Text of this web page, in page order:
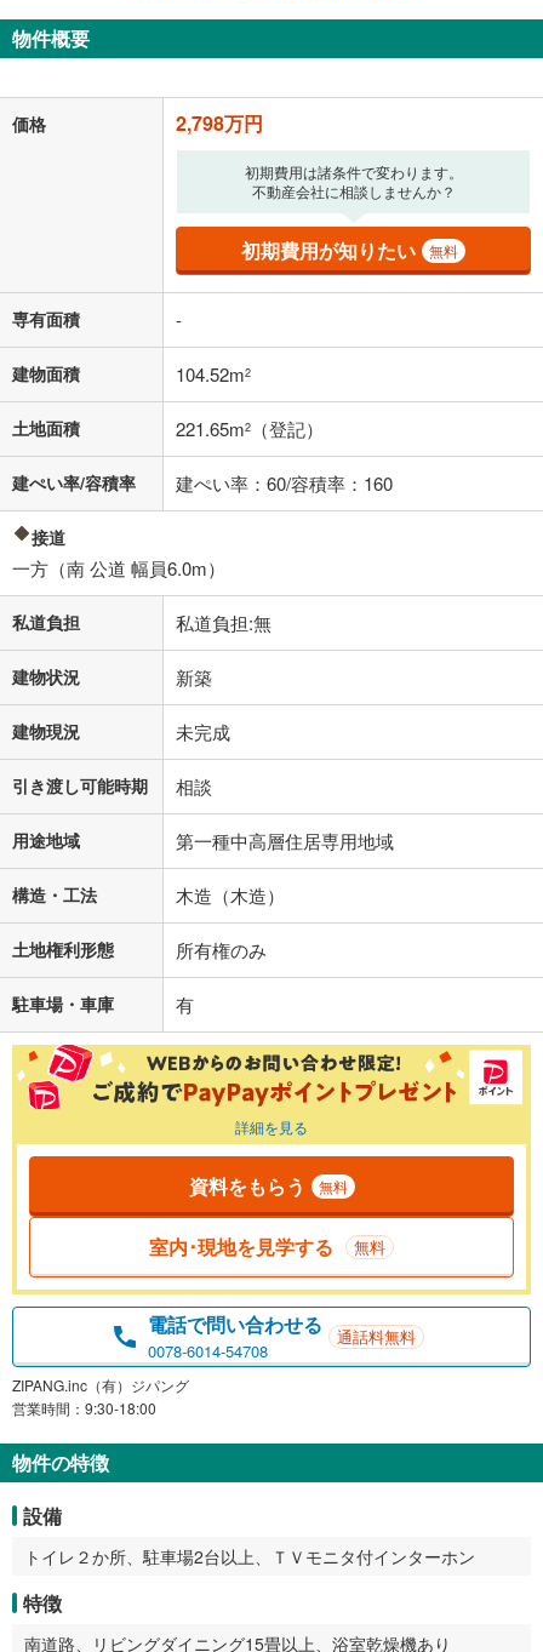
ボーナス払いの限度額は金融機関によって異なります。
閉じる
月々の返済額
上、ご自身での入力をお願いいたします。初期設定で自動入力されてい
る値は、実際の金融機関等における貸出金利とは何ら関係がなく、実際
の金融機関等における貸出金利を何ら保証するものではありません。返
済方法「元利均等返済」にて算出しております。入力された金利を35年
適用した場合の計算結果を表示しています。
その他月額費用や、初期費用がかかります。ご注意ください。実際にお
借り入れの際は各金融機関等に、必ずご自身でご確認をお願いいたしま
す。
条件によってお借り入れができないことがあります。
不動産会社に購入相談をする
閉じる
物件概要
価格 2,798万円
初期費用は諸条件で変わります。
不動産会社に相談しませんか？
初期費用が知りたい 無料
専有面積 -
建物面積 104.52m2
土地面積 221.65m2 （登記）
建ぺい率/容積率 建ぺい率：60/容積率：160
接道
一方（南 公道 幅員6.0m）
私道負担 私道負担:無
建物状況 新築
建物現況 未完成
引き渡し可能時期 相談
用途地域 第一種中高層住居専用地域
構造・工法 木造（木造）
土地権利形態 所有権のみ
駐車場・車庫 有
詳細を見る
資料をもらう 無料
室内･現地を見学する 無料
電話で問い合わせる
0078-6014-54708
通話料無料
ZIPANG.inc（有）ジパング
営業時間：9:30-18:00
物件の特徴
設備
トイレ２か所、駐車場2台以上、ＴＶモニタ付インターホン
特徴
南道路、リビングダイニング15畳以上、浴室乾燥機あり